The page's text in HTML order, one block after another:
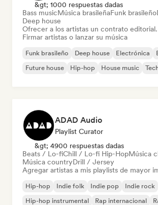
&gt; 1000 respuestas dadas
Bass musicMúsica brasileñaFunk brasileño
Deep house
Ofrecer a los artistas un contrato editorial.
Firmar artistas o lanzar su música
Funk brasileño Deep house Electrónica
Future house
Hip-hop House music
ADAD Audio
Playlist Curator
&gt; 4900 respuestas dadas
Beats / Lo-fiChill / Lo-fi Hip-HopMúsica
Música countryDrill / Jersey
Agregar artistas a mis playlists de mayor
Hip-hop Indie folk Indie pop Indie rock
Hip-hop instrumental
Rap internacional